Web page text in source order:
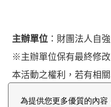
為提供您更多優質的內容
主辦單位：財團法人自
※主辦單位保有最終修
本活動之權利，若有相